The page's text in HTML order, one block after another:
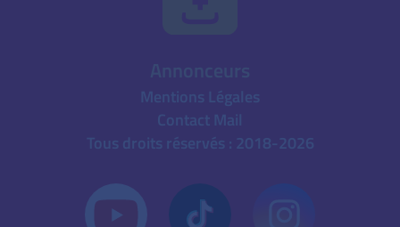
Mentions Légales
Contact Mail
Tous droits réservés : 2018-2026